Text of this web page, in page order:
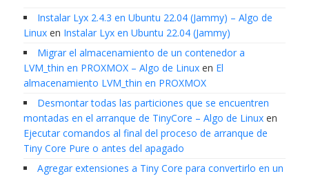
Instalar Lyx 2.4.3 en Ubuntu 22.04 (Jammy) – Algo de
Linuxen Instalar Lyx en Ubuntu 22.04 (Jammy)
Migrar el almacenamiento de un contenedor a
LVM_thin en PROXMOX – Algo de Linuxen El
almacenamiento LVM_thin en PROXMOX
Desmontar todas las particiones que se encuentren
montadas en el arranque de TinyCore – Algo de Linuxen
Ejecutar comandos al final del proceso de arranque de
Tiny Core Pure o antes del apagado
Agregar extensiones a Tiny Core para convertirlo en un